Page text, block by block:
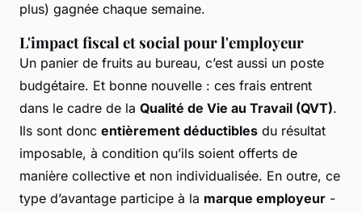
plus) gagnée chaque semaine.
L'impact fiscal et social pour l'employeur
Un panier de fruits au bureau, c’est aussi un poste
budgétaire. Et bonne nouvelle : ces frais entrent
dans le cadre de la Qualité de Vie au Travail (QVT).
Ils sont donc entièrement déductibles du résultat
imposable, à condition qu’ils soient offerts de
manière collective et non individualisée. En outre, ce
type d’avantage participe à la marque employeur -